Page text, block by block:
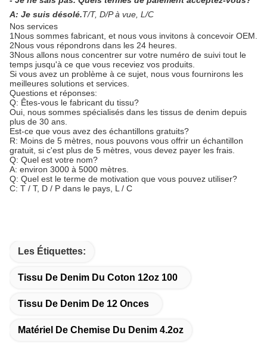
A: Je suis désolé.T/T, D/P à vue, L/C
Nos services
1Nous sommes fabricant, et nous vous invitons à concevoir OEM.
2Nous vous répondrons dans les 24 heures.
3Nous allons nous concentrer sur votre numéro de suivi tout le
temps jusqu'à ce que vous receviez vos produits.
Si vous avez un problème à ce sujet, nous vous fournirons les
meilleures solutions et services.
Questions et réponses:
Q: Êtes-vous le fabricant du tissu?
Oui, nous sommes spécialisés dans les tissus de denim depuis
plus de 30 ans.
Est-ce que vous avez des échantillons gratuits?
R: Moins de 5 mètres, nous pouvons vous offrir un échantillon
gratuit, si c'est plus de 5 mètres, vous devez payer les frais.
Q: Quel est votre nom?
A: environ 3000 à 5000 mètres.
Q: Quel est le terme de motivation que vous pouvez utiliser?
C: T / T, D / P dans le pays, L / C
Les Étiquettes:
Tissu De Denim Du Coton 12oz 100
Tissu De Denim De 12 Onces
Matériel De Chemise Du Denim 4.2oz